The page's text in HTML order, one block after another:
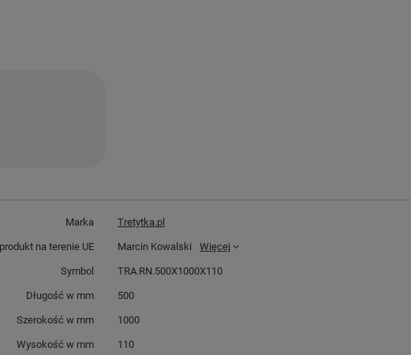
Marka Tretytka.pl
na terenie UE Marcin Kowalski Więcej
Symbol TRA.RN.500X1000X110
Długość w mm 500
Szerokość w mm 1000
Wysokość w mm 110